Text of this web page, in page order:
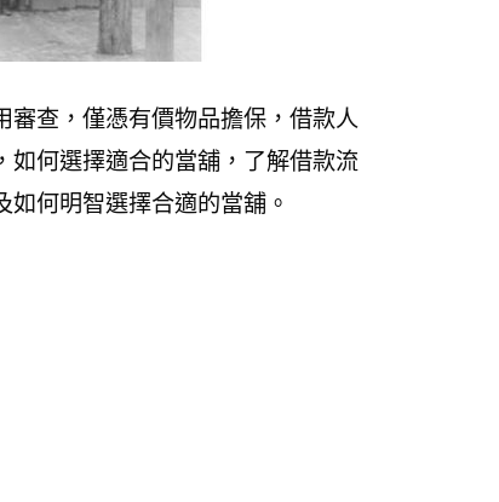
查，僅憑有價物品擔保，借款人
何選擇適合的當舖，了解借款流
何明智選擇合適的當舖。